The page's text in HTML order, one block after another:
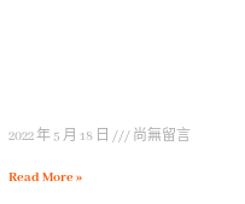
2022 年 5 月 18 日 尚無留言
Read More »